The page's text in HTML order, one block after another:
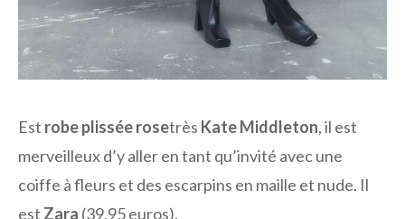
Est robe plissée rosetrès Kate Middleton, il est
merveilleux d’y aller en tant qu’invité avec une
coiffe à fleurs et des escarpins en maille et nude. Il
est Zara (39,95 euros).